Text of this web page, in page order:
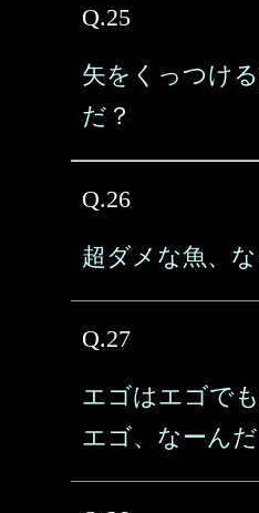
Q.25
矢をくっつけ
だ？
Q.26
超ダメな魚、
Q.27
エゴはエゴで
エゴ、なーんだ